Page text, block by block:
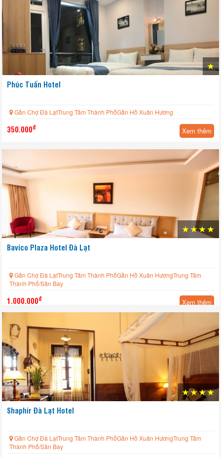
Phúc Tuấn Hotel
Gần Chợ Đà LạtTrung Tâm Thành PhốGần Hồ Xuân Hương
350.000đ Xem thêm
Bavico Plaza Hotel Đà Lạt
Gần Chợ Đà LạtTrung Tâm Thành PhốGần Hồ Xuân HươngTrung Tâm
Thành Phố/Sân Bay
1.000.000đ Xem thêm
Shaphir Đà Lạt Hotel
Gần Chợ Đà LạtTrung Tâm Thành PhốGần Hồ Xuân HươngTrung Tâm
Thành Phố/Sân Bay